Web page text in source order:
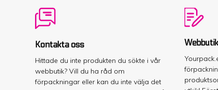
Kontakta oss
Hittade du inte produkten du sökte i vår
webbutik? Vill du ha råd om
förpackningar eller kan du inte välja det
Webbutik